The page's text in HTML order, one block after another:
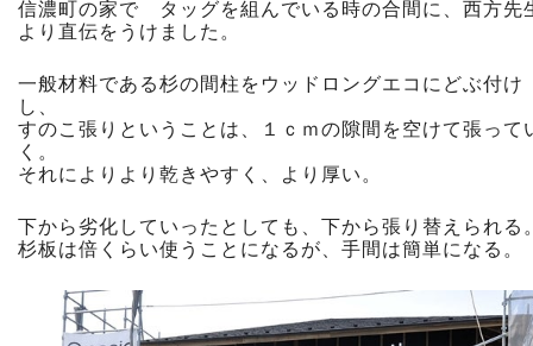
信濃町の家で タッグを組んでいる時の合間に、西方先
より直伝をうけました。
一般材料である杉の間柱をウッドロングエコにどぶ付け
し、
すのこ張りということは、１ｃｍの隙間を空けて張って
く。
それによりより乾きやすく、より厚い。
下から劣化していったとしても、下から張り替えられる
杉板は倍くらい使うことになるが、手間は簡単になる。